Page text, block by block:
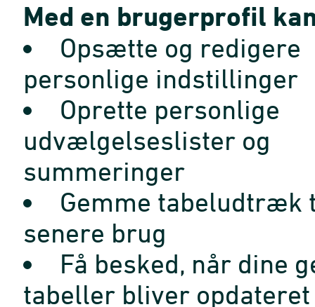
Med en brugerprofil
Opsætte og redigere
personlige indstillinger
Oprette personlige
udvælgelseslister og
summeringer
Gemme tabeludtræk
senere brug
Få besked, når dine
tabeller bliver opdateret